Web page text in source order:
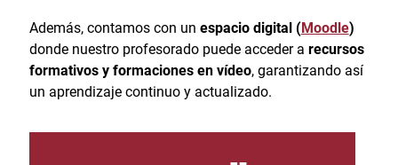
Además, contamos con un espacio digital (Moodle)
donde nuestro profesorado puede acceder a recursos
formativos y formaciones en vídeo, garantizando así
un aprendizaje continuo y actualizado.